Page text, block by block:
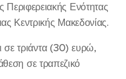
Ενότητας
Κεντρικής Μακεδονίας.
τριάντα (30) ευρώ,
σε τραπεζικό